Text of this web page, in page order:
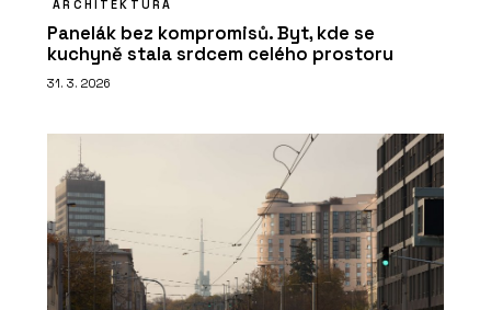
ARCHITEKTURA
Panelák bez kompromisů. Byt, kde se
kuchyně stala srdcem celého prostoru
31. 3. 2026